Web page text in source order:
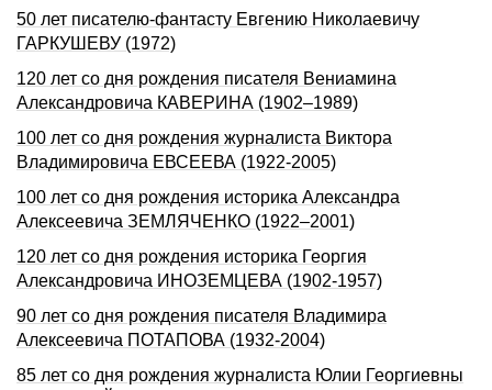
50 лет писателю-фантасту Евгению Николаевичу
ГАРКУШЕВУ (1972)
120 лет со дня рождения писателя Вениамина
Александровича КАВЕРИНА (1902–1989)
100 лет со дня рождения журналиста Виктора
Владимировича ЕВСЕЕВА (1922-2005)
100 лет со дня рождения историка Александра
Алексеевича ЗЕМЛЯЧЕНКО (1922–2001)
120 лет со дня рождения историка Георгия
Александровича ИHОЗЕМЦЕВА (1902-1957)
90 лет со дня рождения писателя Владимира
Алексеевича ПОТАПОВА (1932-2004)
85 лет со дня рождения журналиста Юлии Георгиевны